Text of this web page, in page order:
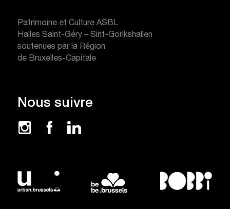
Nous suivre
Patrimoine et Culture ASBL
Halles Saint-Géry – Sint-Gorikshallen
soutenues par la Région
de Bruxelles-Capitale